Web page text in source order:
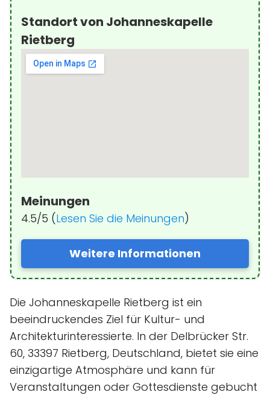
Standort von Johanneskapelle
Rietberg
Meinungen
4.5/5 (Lesen Sie die Meinungen)
Weitere Informationen
Die Johanneskapelle Rietberg ist ein
beeindruckendes Ziel für Kultur- und
Architekturinteressierte. In der Delbrücker Str.
60, 33397 Rietberg, Deutschland, bietet sie eine
einzigartige Atmosphäre und kann für
Veranstaltungen oder Gottesdienste gebucht